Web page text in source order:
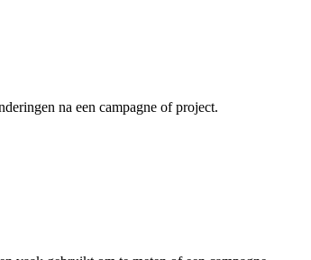
na een campagne of project.